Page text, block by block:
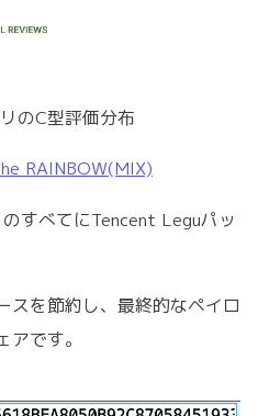
のC型評価分布
RAINBOW(MIX)
すべてにTencent Leguパッ
スを節約し、最終的なペイロ
です。